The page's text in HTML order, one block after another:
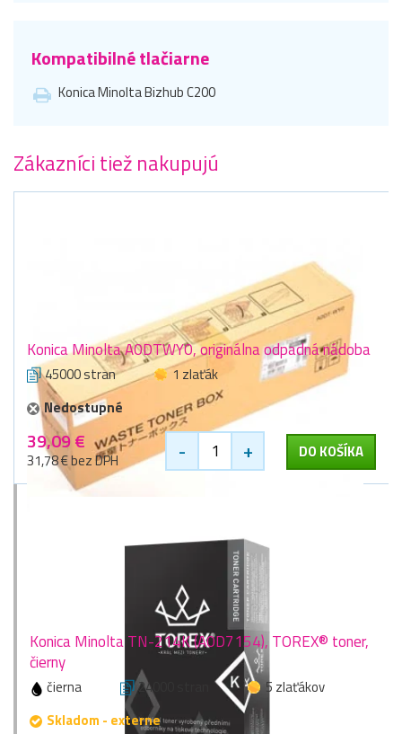
Kompatibilné tlačiarne
Konica Minolta Bizhub C200
Zákazníci tiež nakupujú
Konica Minolta A0DTWY0, originálna odpadná nádoba
45000 stran
1 zlaťák
Nedostupné
39,09 €
31,78 € bez DPH - + DO KOŠÍKA
Konica Minolta TN-214K (A0D7154), TOREX® toner,
čierny
čierna 24000 stran
5 zlaťákov
Skladom - externe